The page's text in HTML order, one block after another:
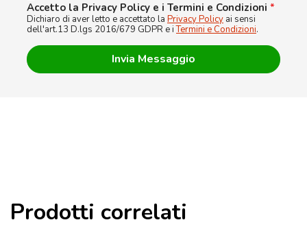
Accetto la Privacy Policy e i Termini e Condizioni *
Dichiaro di aver letto e accettato la Privacy Policy ai sensi
dell'art.13 D.lgs 2016/679 GDPR e iTermini e Condizioni.
Prodotti correlati